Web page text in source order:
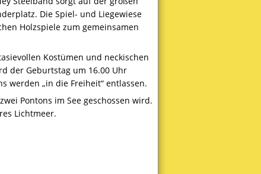
Die Spiel- und Liegewiese
Holzspiele zum gemeinsamen
Kostümen und neckischen
der Geburtstag um 16.00 Uhr
werden „in die Freiheit“ entlassen.
Pontons im See geschossen wird.
Lichtmeer.